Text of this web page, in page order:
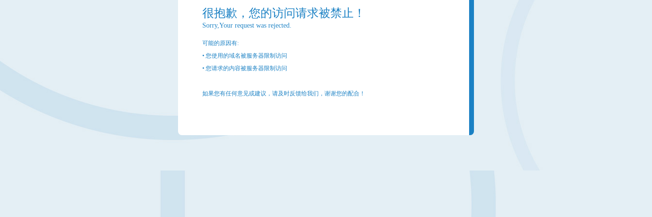
很抱歉，您的访问请求被禁止！
Sorry,Your request was rejected.
可能的原因有:
• 您使用的域名被服务器限制访问
• 您请求的内容被服务器限制访问
如果您有任何意见或建议，请及时反馈给我们，谢谢您的配合！